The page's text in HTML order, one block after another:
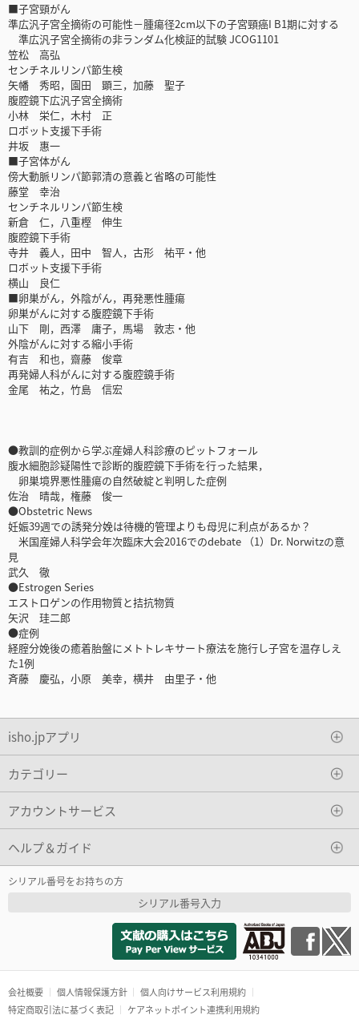
■子宮頸がん
準広汎子宮全摘術の可能性－腫瘍径2cm以下の子宮頸癌I B1期に対する
準広汎子宮全摘術の非ランダム化検証的試験 JCOG1101
笠松 高弘
センチネルリンパ節生検
矢幡 秀昭，園田 顕三，加藤 聖子
腹腔鏡下広汎子宮全摘術
小林 栄仁，木村 正
ロボット支援下手術
井坂 惠一
■子宮体がん
傍大動脈リンパ節郭清の意義と省略の可能性
藤堂 幸治
センチネルリンパ節生検
新倉 仁，八重樫 伸生
腹腔鏡下手術
寺井 義人，田中 智人，古形 祐平・他
ロボット支援下手術
横山 良仁
■卵巣がん，外陰がん，再発悪性腫瘍
卵巣がんに対する腹腔鏡下手術
山下 剛，西澤 庸子，馬場 敦志・他
外陰がんに対する縮小手術
有吉 和也，齋藤 俊章
再発婦人科がんに対する腹腔鏡手術
金尾 祐之，竹島 信宏
●教訓的症例から学ぶ産婦人科診療のピットフォール
腹水細胞診疑陽性で診断的腹腔鏡下手術を行った結果，
卵巣境界悪性腫瘍の自然破綻と判明した症例
佐治 晴哉，権藤 俊一
●Obstetric News
妊娠39週での誘発分娩は待機的管理よりも母児に利点があるか？
米国産婦人科学会年次臨床大会2016でのdebate （1）Dr. Norwitzの意
見
武久 徹
●Estrogen Series
エストロゲンの作用物質と拮抗物質
矢沢 珪二郎
●症例
経腟分娩後の癒着胎盤にメトトレキサート療法を施行し子宮を温存しえ
た1例
斉藤 慶弘，小原 美幸，横井 由里子・他
isho.jpアプリ
カテゴリー
アカウントサービス
ヘルプ＆ガイド
シリアル番号をお持ちの方
シリアル番号入力
会社概要 個人情報保護方針
個人向けサービス利用規約
特定商取引法に基づく表記
ケアネットポイント連携利用規約